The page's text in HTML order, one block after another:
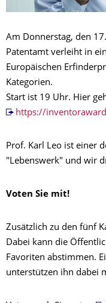
Am Donnerstag, den
Patentamt verleiht in
Europäischen
Kategorien.
Start ist 19 Uhr. Hier
https://
Prof. Karl Leo ist einer
"Lebenswerk" und wir
Voten Sie mit!
Zusätzlich zu den fünf
Dabei kann die
Favoriten abstimmen.
unterstützen ihn dabei